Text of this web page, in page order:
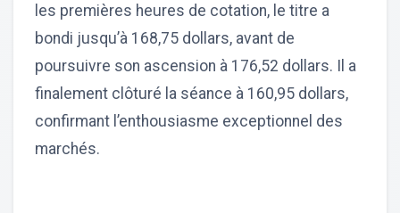
les premières heures de cotation, le titre a
bondi jusqu’à 168,75 dollars, avant de
poursuivre son ascension à 176,52 dollars. Il a
finalement clôturé la séance à 160,95 dollars,
confirmant l’enthousiasme exceptionnel des
marchés.